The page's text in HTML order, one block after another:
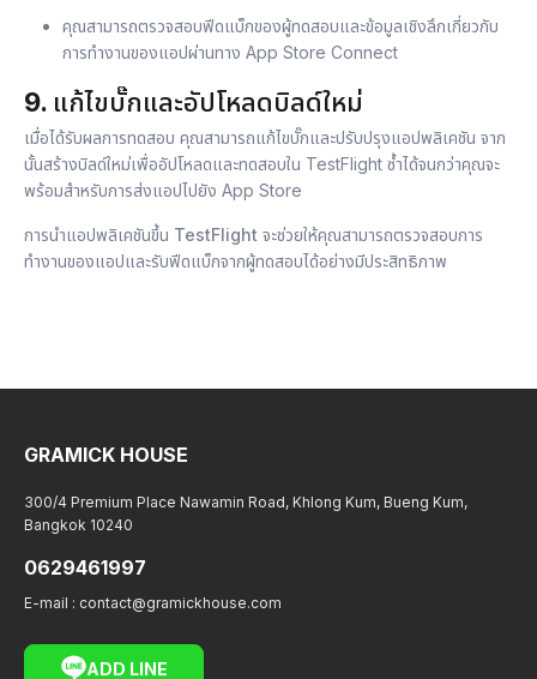
คุณสามารถตรวจสอบฟีดแบ็กของผู้ทดสอบและข้อมูลเชิงลึกเกี่ยวกับ
การทำงานของแอปผ่านทาง App Store Connect
9. แก้ไขบั๊กและอัปโหลดบิลด์ใหม่
เมื่อได้รับผลการทดสอบ คุณสามารถแก้ไขบั๊กและปรับปรุงแอปพลิเคชัน จาก
นั้นสร้างบิลด์ใหม่เพื่ออัปโหลดและทดสอบใน TestFlight ซ้ำได้จนกว่าคุณจะ
พร้อมสำหรับการส่งแอปไปยัง App Store
การนำแอปพลิเคชันขึ้น TestFlight จะช่วยให้คุณสามารถตรวจสอบการ
ทำงานของแอปและรับฟีดแบ็กจากผู้ทดสอบได้อย่างมีประสิทธิภาพ
GRAMICK HOUSE
300/4 Premium Place Nawamin Road, Khlong Kum, Bueng Kum,
Bangkok 10240
0629461997
E-mail : contact@gramickhouse.com
ADD LINE